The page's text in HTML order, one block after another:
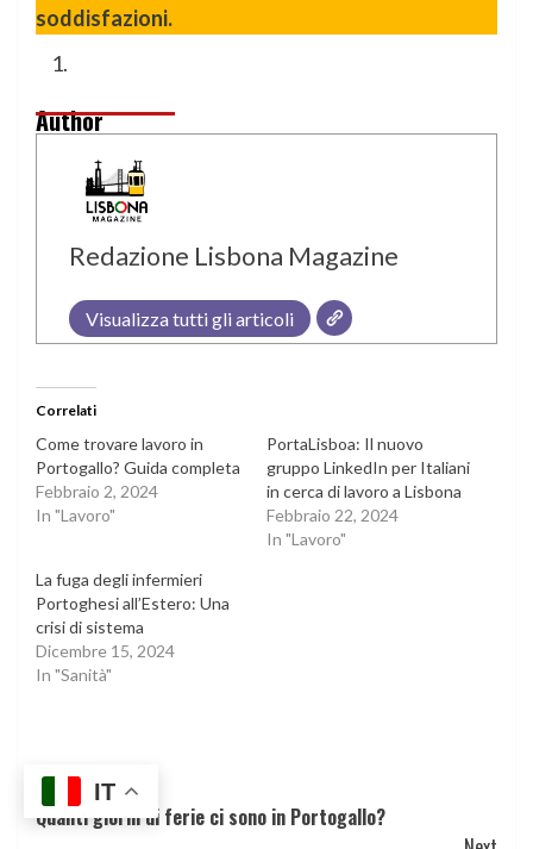
soddisfazioni.
Author
Redazione Lisbona Magazine
Visualizza tutti gli articoli
Correlati
Come trovare lavoro in
Portogallo? Guida completa
Febbraio 2, 2024
In "Lavoro"
PortaLisboa: Il nuovo
gruppo LinkedIn per Italiani
in cerca di lavoro a Lisbona
Febbraio 22, 2024
In "Lavoro"
La fuga degli infermieri
Portoghesi all’Estero: Una
crisi di sistema
Dicembre 15, 2024
In "Sanità"
Continue
Reading
Previous
Quanti giorni di ferie ci sono in Portogallo?
IT